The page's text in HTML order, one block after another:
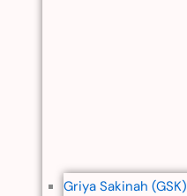
Griya Sakinah (GSK)